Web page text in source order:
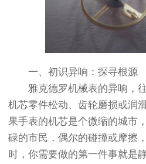
一、初识异响：探寻根源
雅克德罗机械表的异响，往
机芯零件松动、齿轮磨损或润
果手表的机芯是个微缩的城市
碌的市民，偶尔的碰撞或摩擦
时，你需要做的第一件事就是